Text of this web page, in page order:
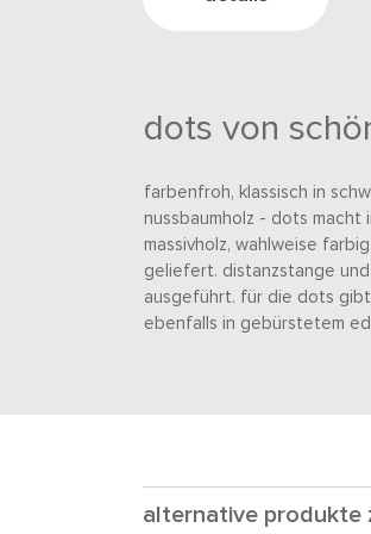
dots von
farbenfroh, klassisch in
nussbaumholz - dots macht
massivholz, wahlweise
geliefert. distanzstange
ausgeführt. für die dots
ebenfalls in gebürstetem
alternative produkte